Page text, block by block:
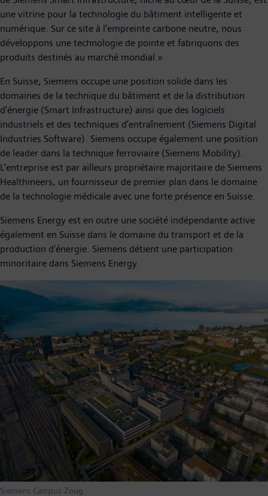
une vitrine pour la technologie du bâtiment intelligente et
numérique. Sur ce site à l'empreinte carbone neutre, nous
développons une technologie de pointe et fabriquons des
produits destinés au marché mondial.»
En Suisse, Siemens occupe une position solide dans les
domaines de la technique du bâtiment et de la distribution
d'énergie (Smart Infrastructure) ainsi que des logiciels
industriels et des techniques d’entraînement (Siemens Digital
Industries Software). Siemens occupe également une position
de leader dans la technique ferroviaire (Siemens Mobility).
L’entreprise est par ailleurs propriétaire majoritaire de Siemens
Healthineers, un fournisseur de premier plan dans le domaine
de la technologie médicale avec une forte présence en Suisse.
Siemens Energy est en outre une société indépendante active
également en Suisse dans le domaine du transport et de la
production d'énergie. Siemens détient une participation
minoritaire dans Siemens Energy.
Siemens Campus Zoug